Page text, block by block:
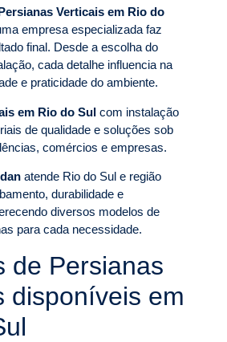
Verticais em Rio do
empresa especializada faz
final. Desde a escolha do
cada detalhe influencia na
e praticidade do ambiente.
em Rio do Sul com instalação
de qualidade e soluções sob
comércios e empresas.
atende Rio do Sul e região
durabilidade e
diversos modelos de
para cada necessidade.
de Persianas
disponíveis em